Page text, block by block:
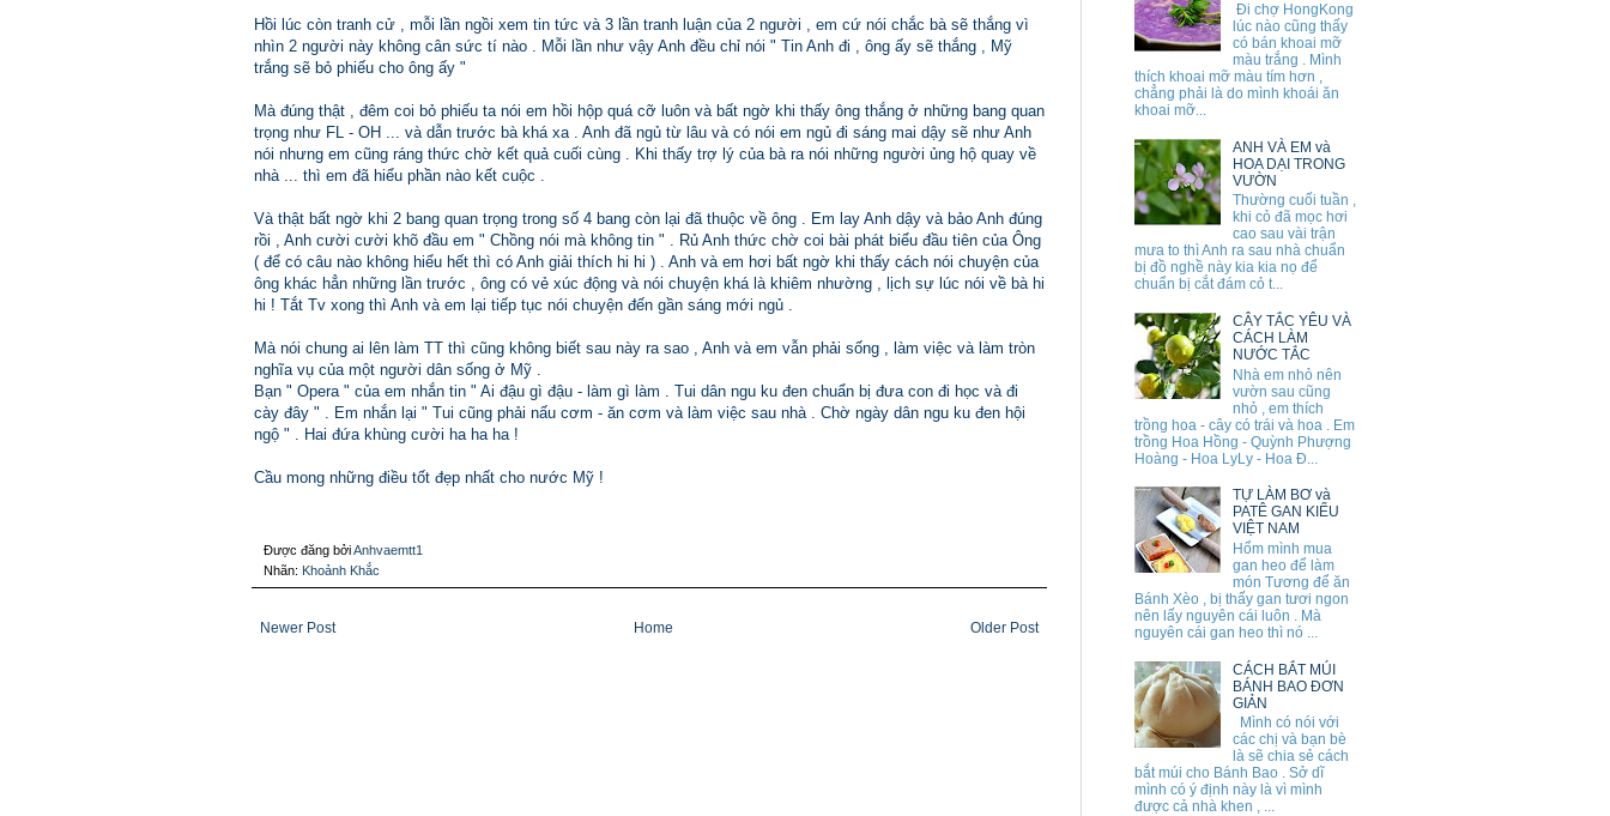
Hồi lúc còn tranh cử , mỗi lần ngồi xem tin tức và 3 lần tranh luận của 2 người , em cứ nói chắc bà sẽ thắng vì
nhìn 2 người này không cân sức tí nào . Mỗi lần như vậy Anh đều chỉ nói " Tin Anh đi , ông ấy sẽ thắng , Mỹ
trắng sẽ bỏ phiếu cho ông ấy "
Mà đúng thật , đêm coi bỏ phiếu ta nói em hồi hộp quá cỡ luôn và bất ngờ khi thấy ông thắng ở những bang quan
trọng như FL - OH ... và dẫn trước bà khá xa . Anh đã ngủ từ lâu và có nói em ngủ đi sáng mai dậy sẽ như Anh
nói nhưng em cũng ráng thức chờ kết quả cuối cùng . Khi thấy trợ lý của bà ra nói những người ủng hộ quay về
nhà ... thì em đã hiểu phần nào kết cuộc .
Và thật bất ngờ khi 2 bang quan trọng trong số 4 bang còn lại đã thuộc về ông . Em lay Anh dậy và bảo Anh đúng
rồi , Anh cười cười khõ đầu em " Chồng nói mà không tin " . Rủ Anh thức chờ coi bài phát biểu đầu tiên của Ông
( để có câu nào không hiểu hết thì có Anh giải thích hi hi ) . Anh và em hơi bất ngờ khi thấy cách nói chuyện của
ông khác hẳn những lần trước , ông có vẻ xúc động và nói chuyện khá là khiêm nhường , lịch sự lúc nói về bà hi
hi ! Tắt Tv xong thì Anh và em lại tiếp tục nói chuyện đến gần sáng mới ngủ .
Mà nói chung ai lên làm TT thì cũng không biết sau này ra sao , Anh và em vẫn phải sống , làm việc và làm tròn
nghĩa vụ của một người dân sống ở Mỹ .
Bạn " Opera " của em nhắn tin " Ai đậu gì đậu - làm gì làm . Tui dân ngu ku đen chuẩn bị đưa con đi học và đi
cày đây " . Em nhắn lại " Tui cũng phải nấu cơm - ăn cơm và làm việc sau nhà . Chờ ngày dân ngu ku đen hội
ngộ " . Hai đứa khùng cười ha ha ha !
Cầu mong những điều tốt đẹp nhất cho nước Mỹ !
Được đăng bởiAnhvaemtt1
Nhãn: Khoảnh Khắc
Newer Post Older Post
Home
Đi chợ HongKong
lúc nào cũng thấy
có bán khoai mỡ
màu trắng . Mình
thích khoai mỡ màu tím hơn ,
chẳng phải là do mình khoái ăn
khoai mỡ...
ANH VÀ EM và
HOA DẠI TRONG
VƯỜN
Thường cuối tuần ,
khi cỏ đã mọc hơi
cao sau vài trận
mưa to thì Anh ra sau nhà chuẩn
bị đồ nghề này kia kia nọ để
chuẩn bị cắt đám cỏ t...
CÂY TẮC YÊU VÀ
CÁCH LÀM
NƯỚC TẮC
Nhà em nhỏ nên
vườn sau cũng
nhỏ , em thích
trồng hoa - cây có trái và hoa . Em
trồng Hoa Hồng - Quỳnh Phượng
Hoàng - Hoa LyLy - Hoa Đ...
TỰ LÀM BƠ và
PATÊ GAN KIỂU
VIỆT NAM
Hổm mình mua
gan heo để làm
món Tương để ăn
Bánh Xèo , bị thấy gan tươi ngon
nên lấy nguyên cái luôn . Mà
nguyên cái gan heo thì nó ...
CÁCH BẮT MÚI
BÁNH BAO ĐƠN
GIẢN
Mình có nói với
các chị và bạn bè
là sẽ chia sẻ cách
bắt múi cho Bánh Bao . Sở dĩ
mình có ý định này là vì mình
được cả nhà khen , ...